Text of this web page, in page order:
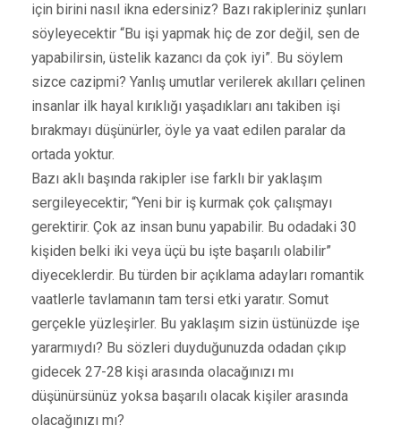
için birini nasıl ikna edersiniz? Bazı rakipleriniz şunları
söyleyecektir “Bu işi yapmak hiç de zor değil, sen de
yapabilirsin, üstelik kazancı da çok iyi”. Bu söylem
sizce cazipmi? Yanlış umutlar verilerek akılları çelinen
insanlar ilk hayal kırıklığı yaşadıkları anı takiben işi
bırakmayı düşünürler, öyle ya vaat edilen paralar da
ortada yoktur.
Bazı aklı başında rakipler ise farklı bir yaklaşım
sergileyecektir; “Yeni bir iş kurmak çok çalışmayı
gerektirir. Çok az insan bunu yapabilir. Bu odadaki 30
kişiden belki iki veya üçü bu işte başarılı olabilir”
diyeceklerdir. Bu türden bir açıklama adayları romantik
vaatlerle tavlamanın tam tersi etki yaratır. Somut
gerçekle yüzleşirler. Bu yaklaşım sizin üstünüzde işe
yararmıydı? Bu sözleri duyduğunuzda odadan çıkıp
gidecek 27-28 kişi arasında olacağınızı mı
düşünürsünüz yoksa başarılı olacak kişiler arasında
olacağınızı mı?